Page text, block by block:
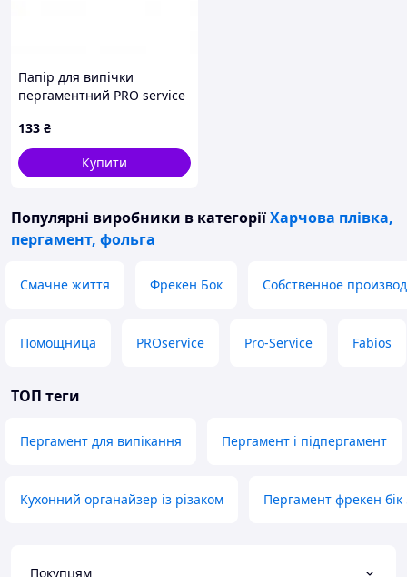
Папір для випічки
пергаментний PRO service
133 ₴
Купити
Популярні виробники в категоріїХарчова плівка,
пергамент, фольга
Смачне життя Фрекен Бок Собственное
Помощница PROservice Pro-Service Fabios
ТОП теги
Пергамент для випікання Пергамент і підпергамент
Кухонний органайзер із різаком Пергамент фрекен
Покупцям